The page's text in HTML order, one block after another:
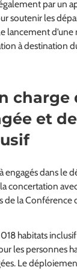
par un
soutenir les
lancement
à destination
charge
et de
engagés dans le
concertation
la Conférence
habitats inclusif
les personnes
Le